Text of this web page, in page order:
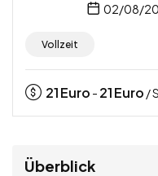
02/08/
Vollzeit
21Euro - 21Euro /
Überblick